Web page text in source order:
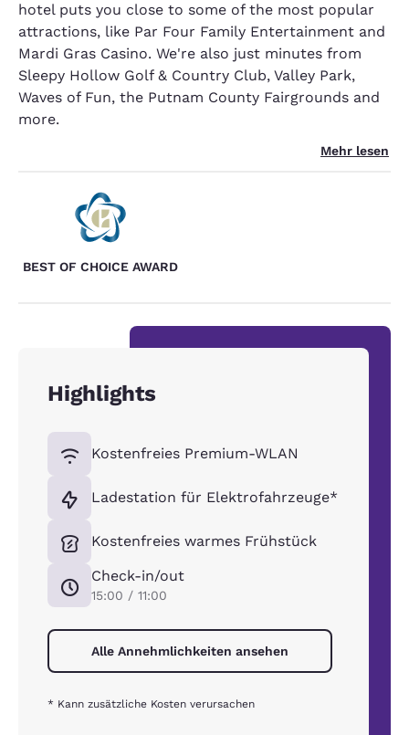
hotel puts you close to some of the most popular
attractions, like Par Four Family Entertainment and
Mardi Gras Casino. We're also just minutes from
Sleepy Hollow Golf & Country Club, Valley Park,
Waves of Fun, the Putnam County Fairgrounds and
more.
Mehr lesen
BEST OF CHOICE AWARD
Highlights
Kostenfreies Premium-WLAN
Ladestation für Elektrofahrzeuge*
Kostenfreies warmes Frühstück
Check-in/out
15:00 / 11:00
Alle Annehmlichkeiten ansehen
* Kann zusätzliche Kosten verursachen